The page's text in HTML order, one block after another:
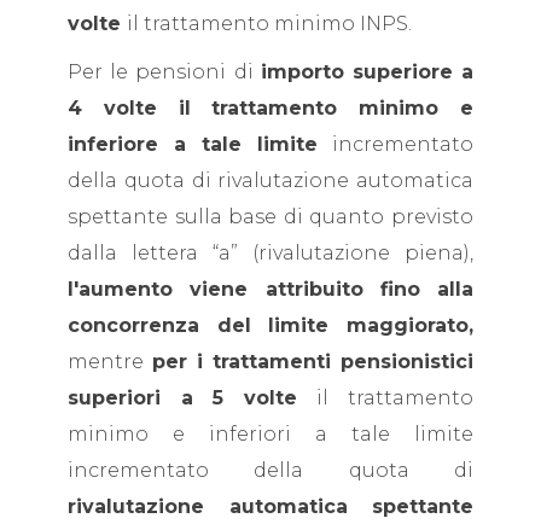
volte il trattamento minimo INPS.
Per le pensioni di importo superiore a
4 volte il trattamento minimo e
inferiore a tale limite incrementato
della quota di rivalutazione automatica
spettante sulla base di quanto previsto
dalla lettera “a” (rivalutazione piena),
l'aumento viene attribuito fino alla
concorrenza del limite maggiorato,
mentre per i trattamenti pensionistici
superiori a 5 volte il trattamento
minimo e inferiori a tale limite
incrementato della quota di
rivalutazione automatica spettante